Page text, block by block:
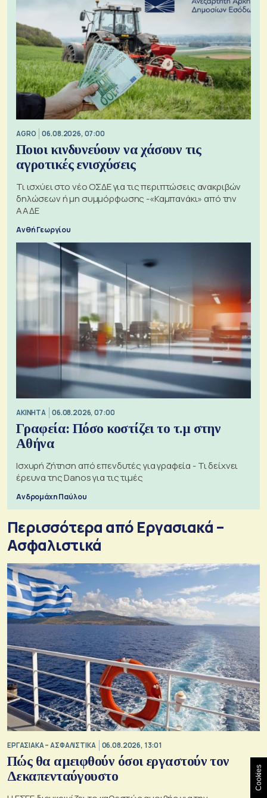
AGRO 06.08.2026, 07:00
Ποιοι κινδυνεύουν να χάσουν τις
αγροτικές ενισχύσεις
Τι ισχύει στο νέο ΟΣΔΕ για τις περιπτώσεις ανακριβών
δηλώσεων ή μη συμμόρφωσης -«Καμπανάκι» από την
ΑΑΔΕ
Ανθή Γεωργίου
ΑΚΙΝΗΤΑ 06.08.2026, 07:00
Γραφεία: Πόσο κοστίζει το τ.μ στην
Αθήνα
Ισχυρή ζήτηση από επενδυτές για γραφεία - Τι δείχνει
έρευνα της Danos για τις τιμές
Ανδρομάχη Παύλου
Περισσότερα από Εργασιακά –
Ασφαλιστικά
ΕΡΓΑΣΙΑΚΑ – ΑΣΦΑΛΙΣΤΙΚΑ 06.08.2026, 13:01
Πώς θα αμειφθούν όσοι εργαστούν τον
Δεκαπενταύγουστο
Cookies